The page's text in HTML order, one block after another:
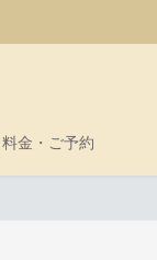
料金・ご予約